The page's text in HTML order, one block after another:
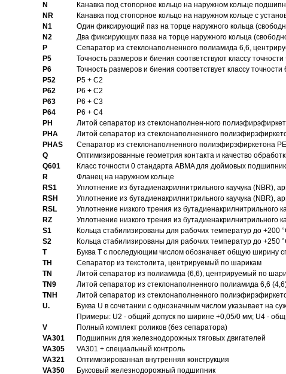
N
Канавка под стопорное кольцо на наружном кольце
NR
Канавка под стопорное кольцо на наружном кольце с
N1
Один фиксирующий паз на торце наружного кольца
N2
Два фиксирующих паза на торце наружного кольца
P
Cепаратор из стеклонаполненного полиамида 6,6,
P5
Точность размеров и биения соответствуют классу точности
P6
Точность размеров и биения соответствует классу точности
P52
P5 + C2
P62
P6 + C2
P63
P6 + C3
P64
P6 + C4
PH
Литой сепаратор из стеклонаполнен-ного
PHA
Литой сепаратор из стеклонаполненного
PHAS
Сепаратор из стеклонаполненного полиэфирэфиркетона
Q
Оптимизированные геометрия контакта и качество
Q601
Класс точности 0 стандарта ABMA для дюймовых
R
Фланец на наружном кольце
RS1
Уплотнение из бутадиенакрилнитрильного каучука (NBR),
RSH
Уплотнение из бутадиенакрилнитрильного каучука (NBR),
RSL
Уплотнение низкого трения из
RZ
Уплотнение низкого трения из
S1
Кольца стабилизированы для рабочих температур до +200
S2
Кольца стабилизированы для рабочих температур до +250
T
Буква T с последующим числом обозначает общую ширину
TH
Сепаратор из текстолита, центрируемый по шарикам
TN
Литой сепаратор из полиамида (6,6), центрируемый по
TN9
Литой сепаратор из стеклонаполненного полиамида 6,6
TNH
Литой сепаратор из стеклонаполненного
U.
Буква U в сочетании с однозначным числом указывает на
Примеры: U2 - общий допуск по ширине +0,05/0 мм; U4 -
V
Полный комплект роликов (без сепаратора)
VA301
Подшипник для железнодорожных тяговых двигателей
VA305
VA301 + специальный контроль
VA321
Оптимизированная внутренняя конструкция
VA350
Буксовый железнодорожный подшипник